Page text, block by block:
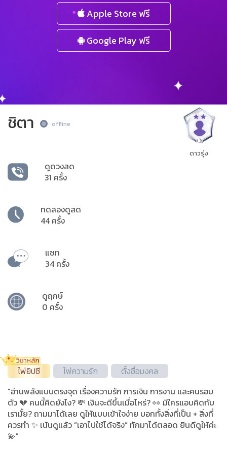
Apple Store ฟรี
Google Play ฟรี
ชิตา offline
ดูดวงสด
31 ครั้ง
ทดลองดูสด
44 ครั้ง
แชท
34 ครั้ง
ดูฤกษ์
0 ครั้ง
ดาวรุ่ง
ไพ่ยิปซี ไพ่ความรัก
ตั้งชื่อมงคล
"อ่านพลังแบบตรงจุด เรื่องความรัก การเงิน การงาน และคนรอบ
ตัว 💔 คนนี้คิดยังไง? 💸 เงินจะดีขึ้นเมื่อไหร่? 👀 มีใครแอบคิดกับ
เรามั้ย? ถามมาได้เลย ดูให้แบบเข้าใจง่าย บอกทั้งสิ่งที่เป็น + สิ่งที่
ควรทำ ✨ เน้นดูแล้ว “เอาไปใช้ได้จริง” ทักมาได้ตลอด ยินดีดูให้ค่ะ
💫"